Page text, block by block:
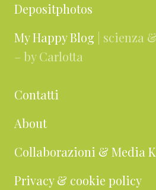
Depositphotos
My Happy Blog | scienza
– by Carlotta
Contatti
About
Collaborazioni & Media
Privacy & cookie policy